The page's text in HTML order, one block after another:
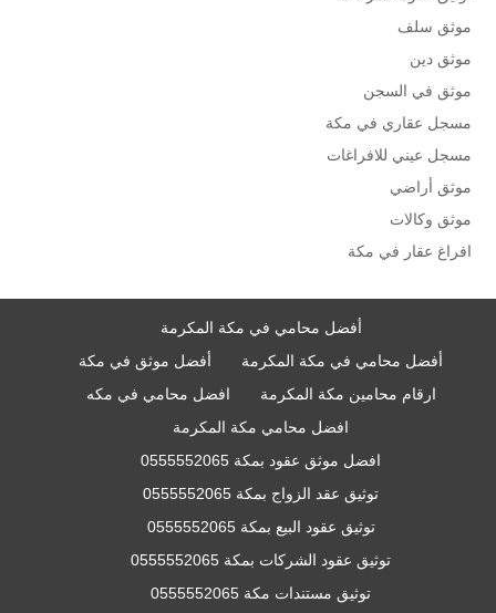
موثق سلف
موثق دين
موثق في السجن
مسجل عقاري في مكة
مسجل عيني للافراغات
موثق أراضي
موثق وكالات
افراغ عقار في مكة
أفضل محامي في مكة المكرمة
أفضل محامي في مكة المكرمة
أفضل موثق في مكة
ارقام محامين مكة المكرمة
افضل محامي في مكه
افضل محامي مكة المكرمة
افضل موثق عقود بمكة 0555552065
توثيق عقد الزواج بمكة 0555552065
توثيق عقود البيع بمكة 0555552065
توثيق عقود الشركات بمكة 0555552065
توثيق مستندات مكة 0555552065